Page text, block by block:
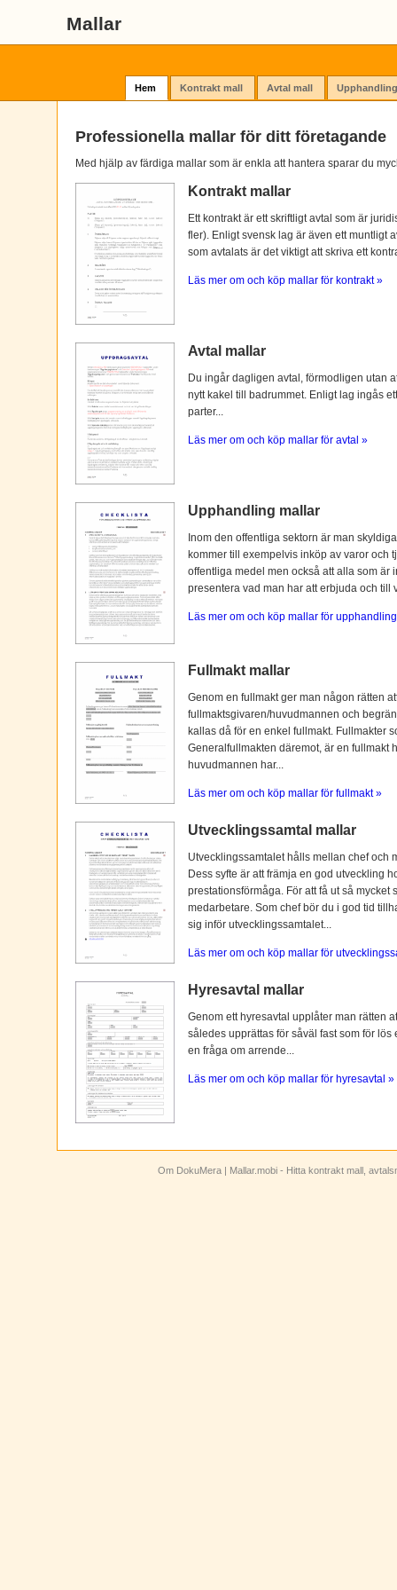
Mallar
Hem Kontrakt mall Avtal mall
Professionella mallar för ditt företagande
Med hjälp av färdiga mallar som är enkla att hantera sparar du
Kontrakt mallar
Ett kontrakt är ett skriftligt avtal som är
fler). Enligt svensk lag är även ett muntligt
som avtalats är det viktigt att skriva ett
Läs mer om och köp mallar för kontrakt »
Avtal mallar
Du ingår dagligen avtal, förmodligen utan
nytt kakel till badrummet. Enligt lag ingås
parter...
Läs mer om och köp mallar för avtal »
Upphandling mallar
Inom den offentliga sektorn är man
kommer till exempelvis inköp av varor och
offentliga medel men också att alla som är
presentera vad man har att erbjuda och till
Läs mer om och köp mallar för
Fullmakt mallar
Genom en fullmakt ger man någon rätten
fullmaktsgivaren/huvudmannen och
kallas då för en enkel fullmakt. Fullmakter
Generalfullmakten däremot, är en fullmakt
huvudmannen har...
Läs mer om och köp mallar för fullmakt »
Utvecklingssamtal mallar
Utvecklingssamtalet hålls mellan chef och
Dess syfte är att främja en god utveckling
prestationsförmåga. För att få ut så
medarbetare. Som chef bör du i god tid
sig inför utvecklingssamtalet...
Läs mer om och köp mallar för
Hyresavtal mallar
Genom ett hyresavtal upplåter man rätten
således upprättas för såväl fast som för
en fråga om arrende...
Läs mer om och köp mallar för hyresavtal »
Om DokuMera | Mallar.mobi - Hitta kontrakt mall,